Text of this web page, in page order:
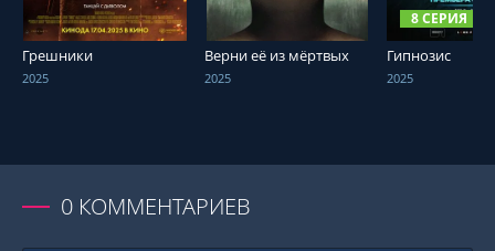
Грешники
2025
Верни её из мёртвых
2025
8 СЕРИЯ
Гипнозис
2025
0 КОММЕНТАРИЕВ